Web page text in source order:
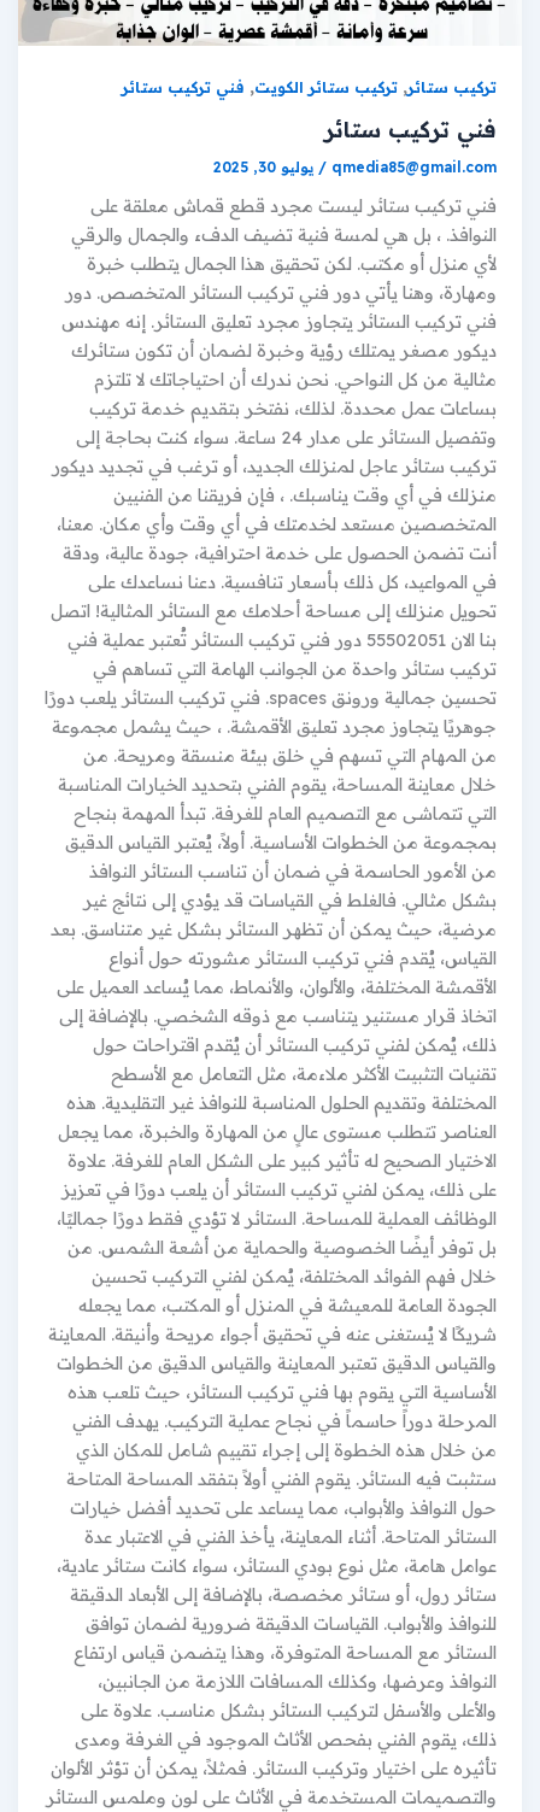
تركيب ستائر,تركيب ستائر الكويت,فني تركيب ستائر
فني تركيب ستائر
qmedia85@gmail.com
/ يوليو 30, 2025
فني تركيب ستائر ليست مجرد قطع قماش معلقة على
النوافذ. ، بل هي لمسة فنية تضيف الدفء والجمال والرقي
لأي منزل أو مكتب. لكن تحقيق هذا الجمال يتطلب خبرة
ومهارة، وهنا يأتي دور فني تركيب الستائر المتخصص. دور
فني تركيب الستائر يتجاوز مجرد تعليق الستائر. إنه مهندس
ديكور مصغر يمتلك رؤية وخبرة لضمان أن تكون ستائرك
مثالية من كل النواحي. نحن ندرك أن احتياجاتك لا تلتزم
بساعات عمل محددة. لذلك، نفتخر بتقديم خدمة تركيب
وتفصيل الستائر على مدار 24 ساعة. سواء كنت بحاجة إلى
تركيب ستائر عاجل لمنزلك الجديد، أو ترغب في تجديد ديكور
منزلك في أي وقت يناسبك. ، فإن فريقنا من الفنيين
المتخصصين مستعد لخدمتك في أي وقت وأي مكان. معنا،
أنت تضمن الحصول على خدمة احترافية، جودة عالية، ودقة
في المواعيد، كل ذلك بأسعار تنافسية. دعنا نساعدك على
تحويل منزلك إلى مساحة أحلامك مع الستائر المثالية! اتصل
بنا الان 55502051 دور فني تركيب الستائر تُعتبر عملية فني
تركيب ستائر واحدة من الجوانب الهامة التي تساهم في
تحسين جمالية ورونق spaces. فني تركيب الستائر يلعب دورًا
جوهريًا يتجاوز مجرد تعليق الأقمشة. ، حيث يشمل مجموعة
من المهام التي تسهم في خلق بيئة منسقة ومريحة. من
خلال معاينة المساحة، يقوم الفني بتحديد الخيارات المناسبة
التي تتماشى مع التصميم العام للغرفة. تبدأ المهمة بنجاح
بمجموعة من الخطوات الأساسية. أولاً، يُعتبر القياس الدقيق
من الأمور الحاسمة في ضمان أن تناسب الستائر النوافذ
بشكل مثالي. فالغلط في القياسات قد يؤدي إلى نتائج غير
مرضية، حيث يمكن أن تظهر الستائر بشكل غير متناسق. بعد
القياس، يُقدم فني تركيب الستائر مشورته حول أنواع
الأقمشة المختلفة، والألوان، والأنماط، مما يُساعد العميل على
اتخاذ قرار مستنير يتناسب مع ذوقه الشخصي. بالإضافة إلى
ذلك، يُمكن لفني تركيب الستائر أن يُقدم اقتراحات حول
تقنيات التثبيت الأكثر ملاءمة، مثل التعامل مع الأسطح
المختلفة وتقديم الحلول المناسبة للنوافذ غير التقليدية. هذه
العناصر تتطلب مستوى عالٍ من المهارة والخبرة، مما يجعل
الاختيار الصحيح له تأثير كبير على الشكل العام للغرفة. علاوة
على ذلك، يمكن لفني تركيب الستائر أن يلعب دورًا في تعزيز
الوظائف العملية للمساحة. الستائر لا تؤدي فقط دورًا جماليًا،
بل توفر أيضًا الخصوصية والحماية من أشعة الشمس. من
خلال فهم الفوائد المختلفة، يُمكن لفني التركيب تحسين
الجودة العامة للمعيشة في المنزل أو المكتب، مما يجعله
شريكًا لا يُستغنى عنه في تحقيق أجواء مريحة وأنيقة. المعاينة
والقياس الدقيق تعتبر المعاينة والقياس الدقيق من الخطوات
الأساسية التي يقوم بها فني تركيب الستائر، حيث تلعب هذه
المرحلة دوراً حاسماً في نجاح عملية التركيب. يهدف الفني
من خلال هذه الخطوة إلى إجراء تقييم شامل للمكان الذي
ستثبت فيه الستائر. يقوم الفني أولاً بتفقد المساحة المتاحة
حول النوافذ والأبواب، مما يساعد على تحديد أفضل خيارات
الستائر المتاحة. أثناء المعاينة، يأخذ الفني في الاعتبار عدة
عوامل هامة، مثل نوع بودي الستائر، سواء كانت ستائر عادية،
ستائر رول، أو ستائر مخصصة، بالإضافة إلى الأبعاد الدقيقة
للنوافذ والأبواب. القياسات الدقيقة ضرورية لضمان توافق
الستائر مع المساحة المتوفرة، وهذا يتضمن قياس ارتفاع
النوافذ وعرضها، وكذلك المسافات اللازمة من الجانبين،
والأعلى والأسفل لتركيب الستائر بشكل مناسب. علاوة على
ذلك، يقوم الفني بفحص الأثاث الموجود في الغرفة ومدى
تأثيره على اختيار وتركيب الستائر. فمثلاً، يمكن أن تؤثر الألوان
والتصميمات المستخدمة في الأثاث على لون وملمس الستائر